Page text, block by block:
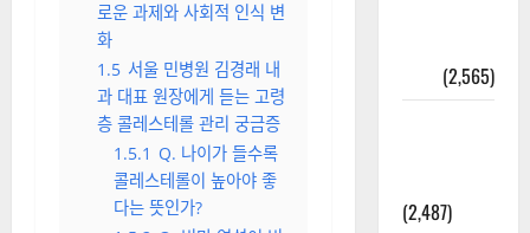
로운 과제와 사회적 인식 변
화
1.5 서울 민병원 김경래 내
과 대표 원장에게 듣는 고령
층 콜레스테롤 관리 궁금증
1.5.1 Q. 나이가 들수록
콜레스테롤이 높아야 좋
다는 뜻인가?
(2,565)
(2,487)